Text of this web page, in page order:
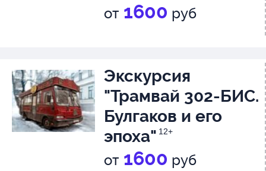
от 1600 руб
Экскурсия
"Трамвай 302-БИС.
Булгаков и его
эпоха" 12+
от 1600 руб